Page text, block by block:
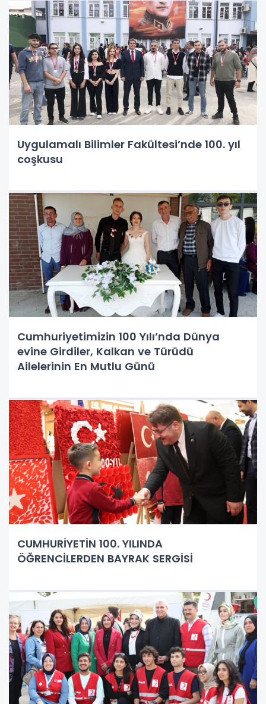
Uygulamalı Bilimler Fakültesi’nde 100. yıl
coşkusu
Cumhuriyetimizin 100 Yılı’nda Dünya
evine Girdiler, Kalkan ve Türüdü
Ailelerinin En Mutlu Günü
CUMHURİYETİN 100. YILINDA
ÖĞRENCİLERDEN BAYRAK SERGİSİ